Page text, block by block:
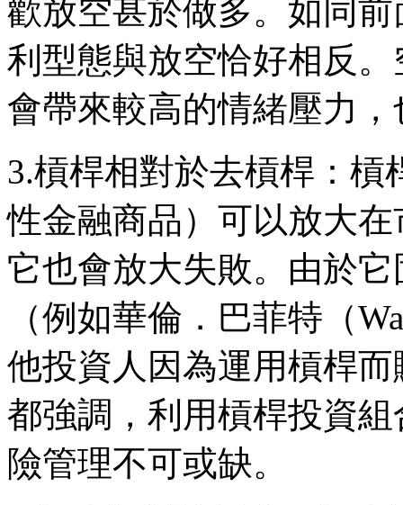
歡放空甚於做多。如同
利型態與放空恰好相反
會帶來較高的情緒壓力
3.槓桿相對於去槓桿：
性金融商品）可以放大
它也會放大失敗。由於
（例如華倫．巴菲特（
他投資人因為運用槓桿
都強調，利用槓桿投資
險管理不可或缺。